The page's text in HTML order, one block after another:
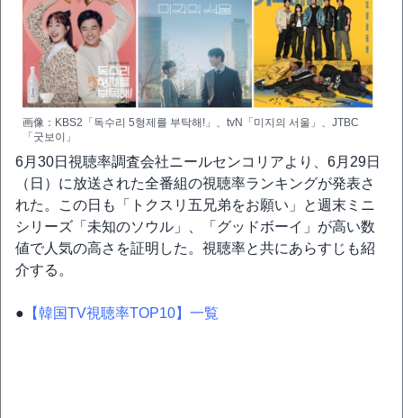
画像：KBS2「독수리 5형제를 부탁해!」、tvN「미지의 서울」、JTBC
「굿보이」
6月30日視聴率調査会社ニールセンコリアより、6月29日
（日）に放送された全番組の視聴率ランキングが発表さ
れた。この日も「トクスリ五兄弟をお願い」と週末ミニ
シリーズ「未知のソウル」、「グッドボーイ」が高い数
値で人気の高さを証明した。視聴率と共にあらすじも紹
介する。
● 【韓国TV視聴率TOP10】一覧